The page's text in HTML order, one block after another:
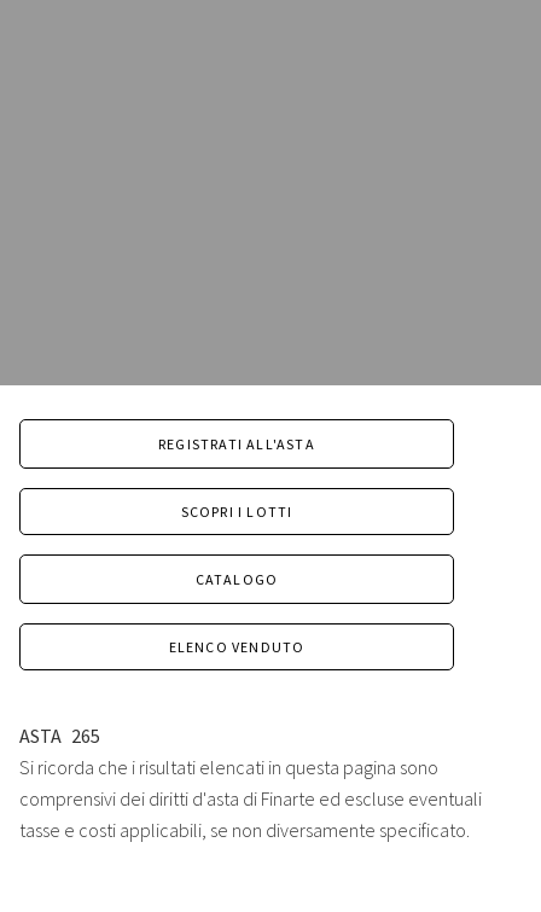
REGISTRATI ALL'ASTA
SCOPRI I LOTTI
CATALOGO
ELENCO VENDUTO
ASTA 265
Si ricorda che i risultati elencati in questa pagina sono
comprensivi dei diritti d'asta di Finarte ed escluse eventuali
tasse e costi applicabili, se non diversamente specificato.